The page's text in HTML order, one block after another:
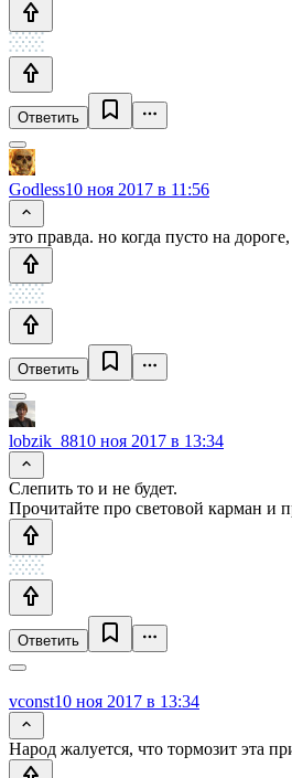
Ответить
Godless10 ноя 2017 в 11:56
это правда. но когда пусто на
Ответить
lobzik_8810 ноя 2017 в 13:34
Слепить то и не будет.
Прочитайте про световой карман и
Ответить
vconst10 ноя 2017 в 13:34
Народ жалуется, что тормозит эта